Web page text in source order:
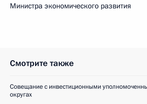
Министра экономического развития
Смотрите также
Совещание с инвестиционными
округах